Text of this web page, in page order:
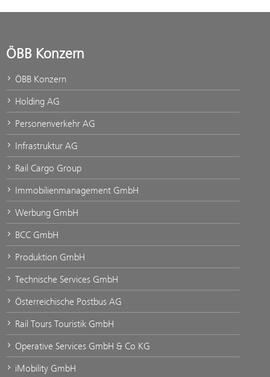
ÖBB Konzern
ÖBB Konzern
Holding AG
Personenverkehr AG
Infrastruktur AG
Rail Cargo Group
Immobilienmanagement GmbH
Werbung GmbH
BCC GmbH
Produktion GmbH
Technische Services GmbH
Österreichische Postbus AG
Rail Tours Touristik GmbH
Operative Services GmbH & Co KG
iMobility GmbH